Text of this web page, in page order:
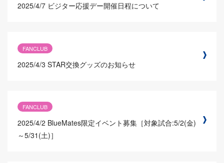
2025/4/7 ビジター応援デー開催日程について
FANCLUB
2025/4/3 STAR交換グッズのお知らせ
FANCLUB
2025/4/2 BlueMates限定イベント募集［対象試合:5/2(金)
～5/31(土)］